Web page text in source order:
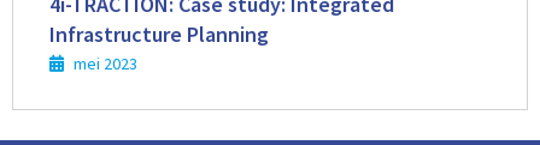
Infrastructure Planning
mei 2023